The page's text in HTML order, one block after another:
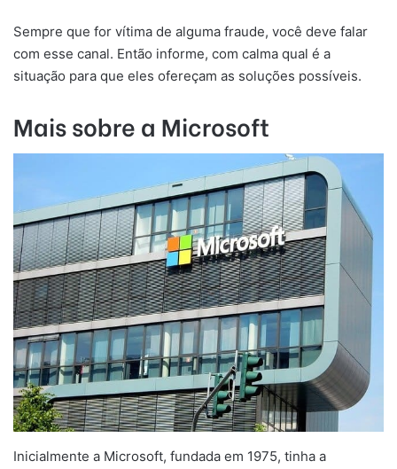
Sempre que for vítima de alguma fraude, você deve falar
com esse canal. Então informe, com calma qual é a
situação para que eles ofereçam as soluções possíveis.
Mais sobre a Microsoft
Inicialmente a Microsoft, fundada em 1975, tinha a